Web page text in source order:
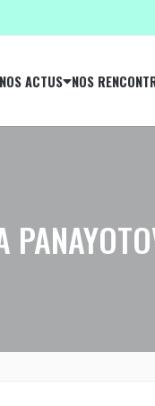
NOS ACTUS NOS